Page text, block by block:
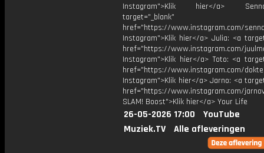
Instagram">Klik hier</a>
target="_blank"
href="https://www.instagram.com/
Instagram">Klik hier</a> Julia: <a
href="https://www.instagram.com/
Instagram">Klik hier</a> Toto: <a
href="https://www.instagram.com/
Instagram">Klik hier</a> Jarno: <a
href="https://www.instagram.com/
SLAM! Boost">Klik hier</a> Your Life
26-05-2026 17:00
YouTube
Muziek.TV
Alle afleveringen